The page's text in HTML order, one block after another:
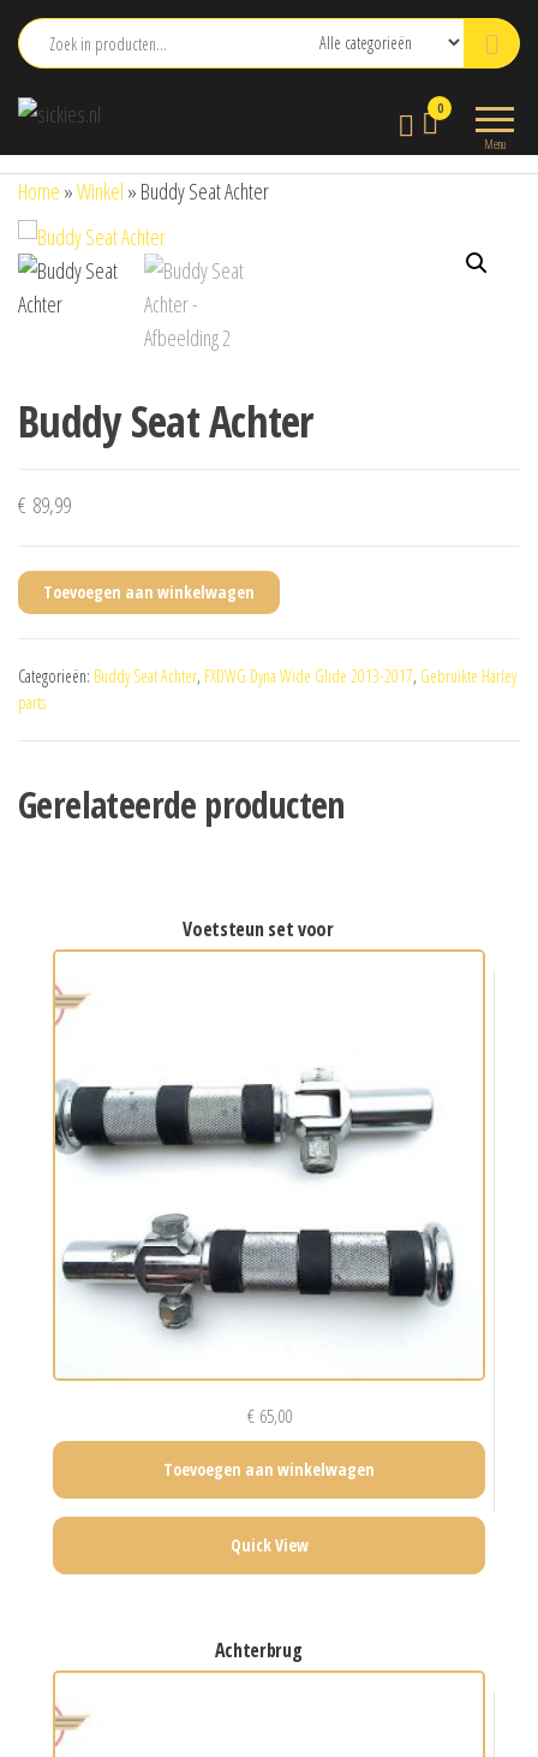
naar
inhoud
Menu
0
Home »Winkel » Buddy Seat Achter
Buddy Seat Achter
€ 89,99
Toevoegen aan winkelwagen
Categorieën: Buddy Seat Achter, FXDWG Dyna Wide Glide 2013-2017, Gebruikte Harley
parts
Gerelateerde producten
voetsteun set voor
€65,00
Toevoegen aan winkelwagen
Quick View
achterbrug